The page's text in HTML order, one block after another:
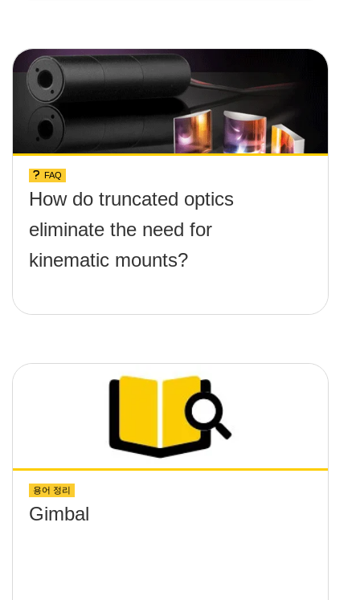
FAQ
How do truncated optics
eliminate the need for
kinematic mounts?
용어 정리
Gimbal